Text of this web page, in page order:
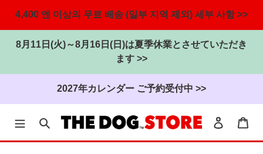
4,400 엔 이상의 무료 배송 (일부 지역 제외) 세부 사항 >>
8月11日(火)～8月16日(日)は夏季休業とさせていただき
ます >>
2027年カレンダー ご予約受付中 >>
찾다 로그인